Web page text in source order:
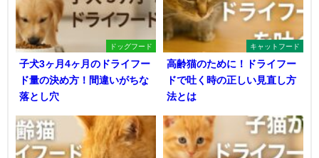
ドッグフード
子犬3ヶ月4ヶ月のドライフー
ド量の決め方！間違いがちな
落とし穴
キャットフード
高齢猫のために！ドライフー
ドで吐く時の正しい見直し方
法とは